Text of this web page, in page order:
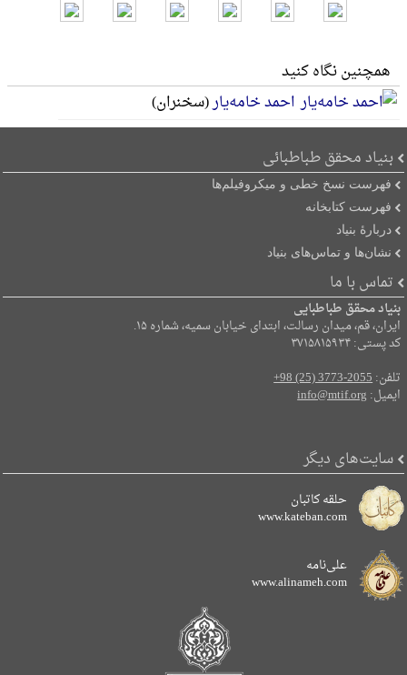
همچنین نگاه کنید
احمد خامه‌یار(سخنران)
بنیاد محقق طباطبائی
فهرست نسخ خطی و میکروفیلم‌ها
فهرست کتابخانه
دربارۀ بنیاد
نشان‌ها و تماس‌های بنیاد
تماس با ما
بنیاد محقق طباطبایی
ایران، قم، میدان رسالت، ابتدای خیابان سمیه، شماره ۱۵.
کد پستی: ۳۷۱۵۸۱۵۹۳۴
تلفن:+98 (25) 3773-2055
ایمیل:info@mtif.org
سایت‌های دیگر
حلقه کاتبان
www.kateban.com
علی‌نامه
www.alinameh.com